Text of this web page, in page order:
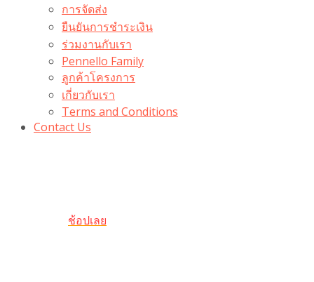
การจัดส่ง
ยืนยันการชำระเงิน
ร่วมงานกับเรา
Pennello Family
ลูกค้าโครงการ
เกี่ยวกับเรา
Terms and Conditions
Contact Us
ช้อปเลย